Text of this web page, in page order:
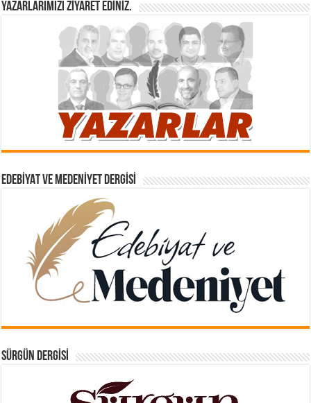
YAZARLARIMIZI ZIYARET EDINIZ.
EDEBIYAT VE MEDENIYET DERGISI
SÜRGÜN DERGISI